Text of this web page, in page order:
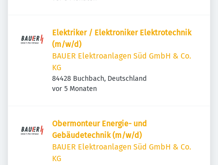
Elektriker / Elektroniker Elektrotechnik
(m/w/d)
BAUER Elektroanlagen Süd GmbH & Co.
KG
84428 Buchbach, Deutschland
Veröffentlicht:
vor 5 Monaten
Obermonteur Energie- und
Gebäudetechnik (m/w/d)
BAUER Elektroanlagen Süd GmbH & Co.
KG